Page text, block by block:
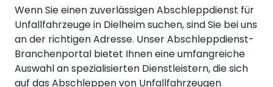
Wenn Sie einen zuverlässigen Abschleppdienst für
Unfallfahrzeuge in Dielheim suchen, sind Sie bei uns
an der richtigen Adresse. Unser Abschleppdienst-
Branchenportal bietet Ihnen eine umfangreiche
Auswahl an spezialisierten Dienstleistern, die sich
auf das Abschleppen von Unfallfahrzeugen